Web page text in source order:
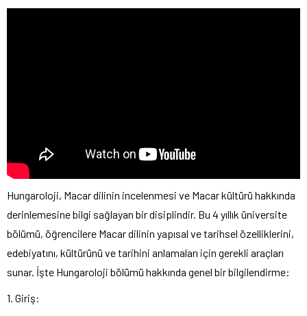
Hungaroloji, Macar dilinin incelenmesi ve Macar kültürü hakkında
derinlemesine bilgi sağlayan bir disiplindir. Bu 4 yıllık üniversite
bölümü, öğrencilere Macar dilinin yapısal ve tarihsel özelliklerini,
edebiyatını, kültürünü ve tarihini anlamaları için gerekli araçları
sunar. İşte Hungaroloji bölümü hakkında genel bir bilgilendirme:
1. Giriş: